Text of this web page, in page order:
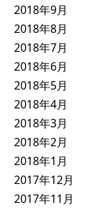
2018年9月
2018年8月
2018年7月
2018年6月
2018年5月
2018年4月
2018年3月
2018年2月
2018年1月
2017年12月
2017年11月